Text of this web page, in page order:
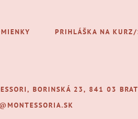
PRIHLÁŠKA NA KURZ/
BORINSKÁ 23, 841 03